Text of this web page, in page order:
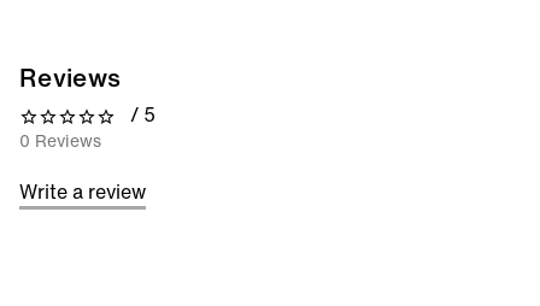
Reviews
0 out of 5 stars
/ 5
0 Reviews
Write a review